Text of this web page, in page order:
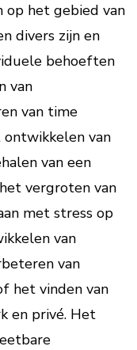
op het gebied van
divers zijn en
behoeften
van
van time
ontwikkelen van
van een
vergroten van
met stress op
van
van
het vinden van
en privé. Het